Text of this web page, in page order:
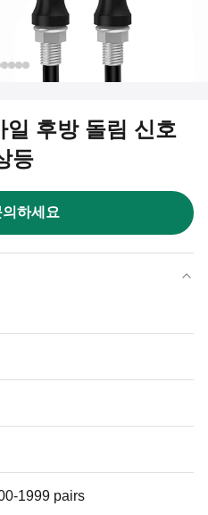
후방 돌림 신호
등
하세요
1999 pairs